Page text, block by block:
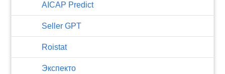
AICAP Predict
Seller GPT
Roistat
Экспекто